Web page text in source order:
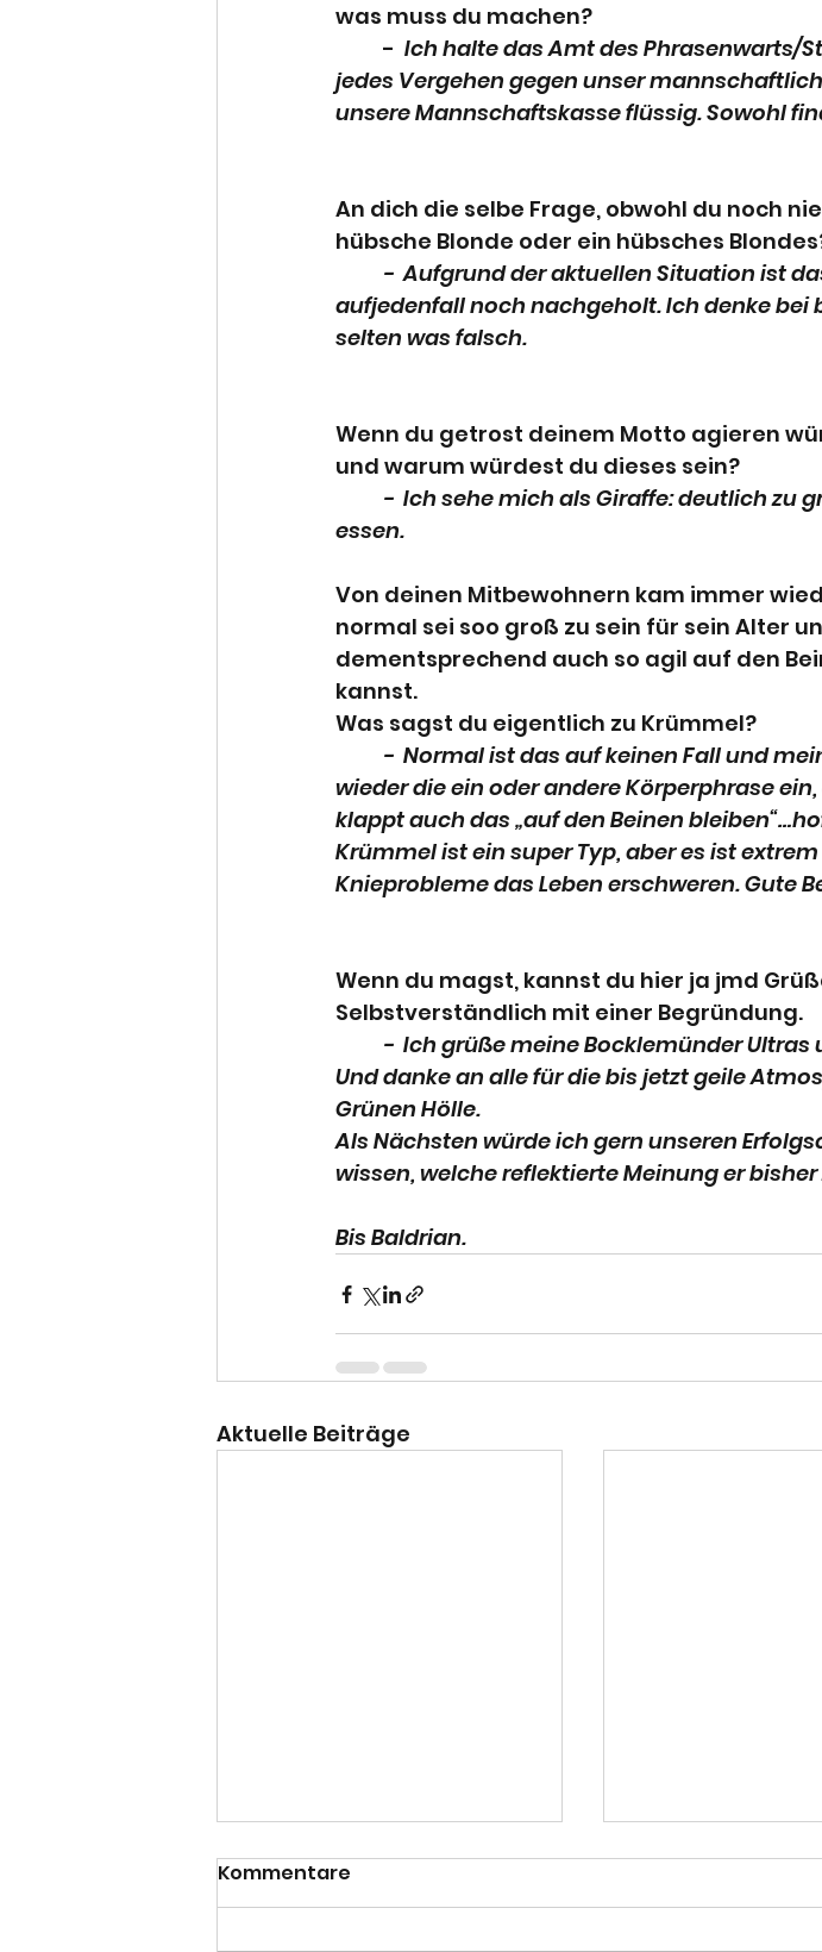
was muss du machen?
	-
Ich halte das Amt des Phrasenwarts/
jedes Vergehen gegen unser
unsere Mannschaftskasse flüssig. Sowohl
An dich die selbe Frage, obwohl du noch
hübsche Blonde oder ein hübsches
-  Aufgrund der aktuellen Situation ist
aufjedenfall noch nachgeholt. Ich denke
selten was falsch.
Wenn du getrost deinem Motto agieren
und warum würdest du dieses sein?
essen.
Von deinen Mitbewohnern kam immer
normal sei soo groß zu sein für sein Alter
dementsprechend auch so agil auf den
kannst.
Was sagst du eigentlich zu Krümmel?
wieder die ein oder andere Körperphrase
klappt auch das „auf den Beinen
Krümmel ist ein super Typ, aber es ist
Knieprobleme das Leben erschweren. Gute
Wenn du magst, kannst du hier ja jmd
Selbstverständlich mit einer Begründung.
-  Ich grüße meine Bocklemünder
Und danke an alle für die bis jetzt geile
Grünen Hölle.
Als Nächsten würde ich gern unseren
wissen, welche reflektierte Meinung er
Bis Baldrian.
Aktuelle Beiträge
Kommentare